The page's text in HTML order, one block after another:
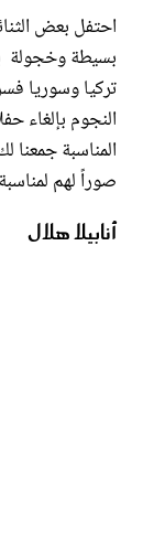
احتفل بعض
بسيطة وخجولة
تركيا وسوريا
النجوم بإلغاء
المناسبة جمعنا
صوراً لهم
أنابيلا هلال